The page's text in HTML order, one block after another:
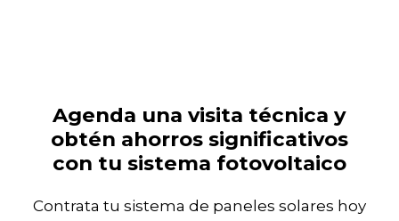
Agenda una visita técnica y
obtén ahorros significativos
con tu sistema fotovoltaico
Contrata tu sistema de paneles solares hoy